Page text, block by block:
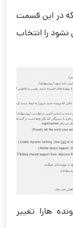
در این قسمت
را انتخاب
هارا تغییر